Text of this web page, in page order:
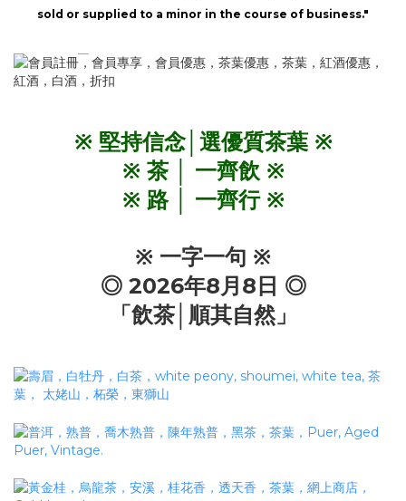
sold or supplied to a minor in the course of business."
prev next
※ 堅持信念│選優質茶葉 ※
※ 茶 │ 一齊飲 ※
※ 路 │ 一齊行 ※
※ 一字一句 ※
◎ 2026年8月8 日 ◎
「飲茶│順其自然」